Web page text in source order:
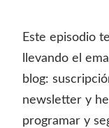
Este episodio
llevando el
blog:
newsletter y
programar y